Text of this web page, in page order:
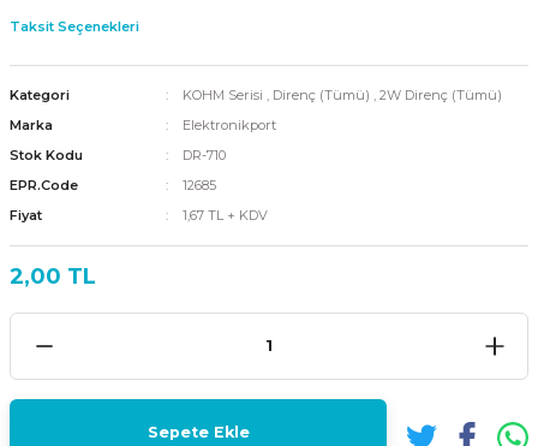
Taksit Seçenekleri
Kategori KOHM Serisi , Direnç (Tümü) , 2W Direnç (Tümü)
Marka
Elektronikport
Stok Kodu
DR-710
EPR.Code
12685
Fiyat
1,67 TL + KDV
2,00 TL
Sepete Ekle